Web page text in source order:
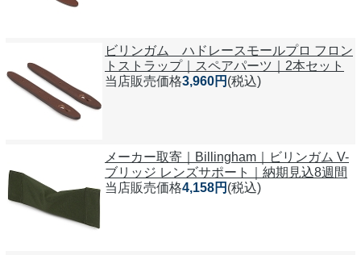
ビリンガム ハドレースモールプロ フロン
トストラップ｜スペアパーツ｜2本セット
当店販売価格3,960円 (税込)
メーカー取寄｜Billingham｜ビリンガム V-
ブリッジ レンズサポート｜納期見込8週間
当店販売価格4,158円 (税込)